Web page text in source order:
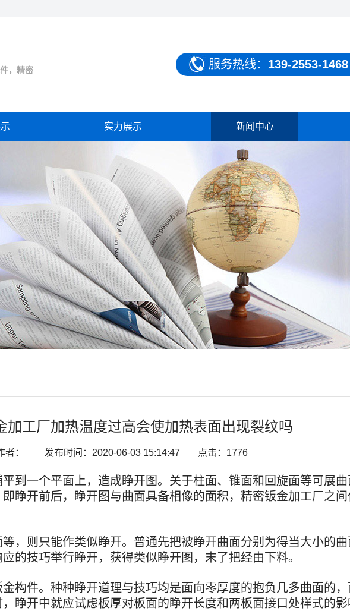
，精密
服务热线： 139-2553-1468
实力展示 新闻中心
加工厂加热温度过高会使加热表面出现裂纹吗
者： 发布时间：2020-06-03 15:14:47 点击：1776
到一个平面上，造成睁开图。关于柱面、锥面和回旋面等可展
睁开前后，睁开图与曲面具备相像的面积，精密钣金加工厂之
，则只能作类似睁开。普通先把被睁开曲面分别为得当大小的
的技巧举行睁开，获得类似睁开图，末了把经由下料。
构件。种种睁开道理与技巧均是面向零厚度的抱负几多曲面的
睁开中就应试虑板厚对板面的睁开长度和两板面接口处样式的